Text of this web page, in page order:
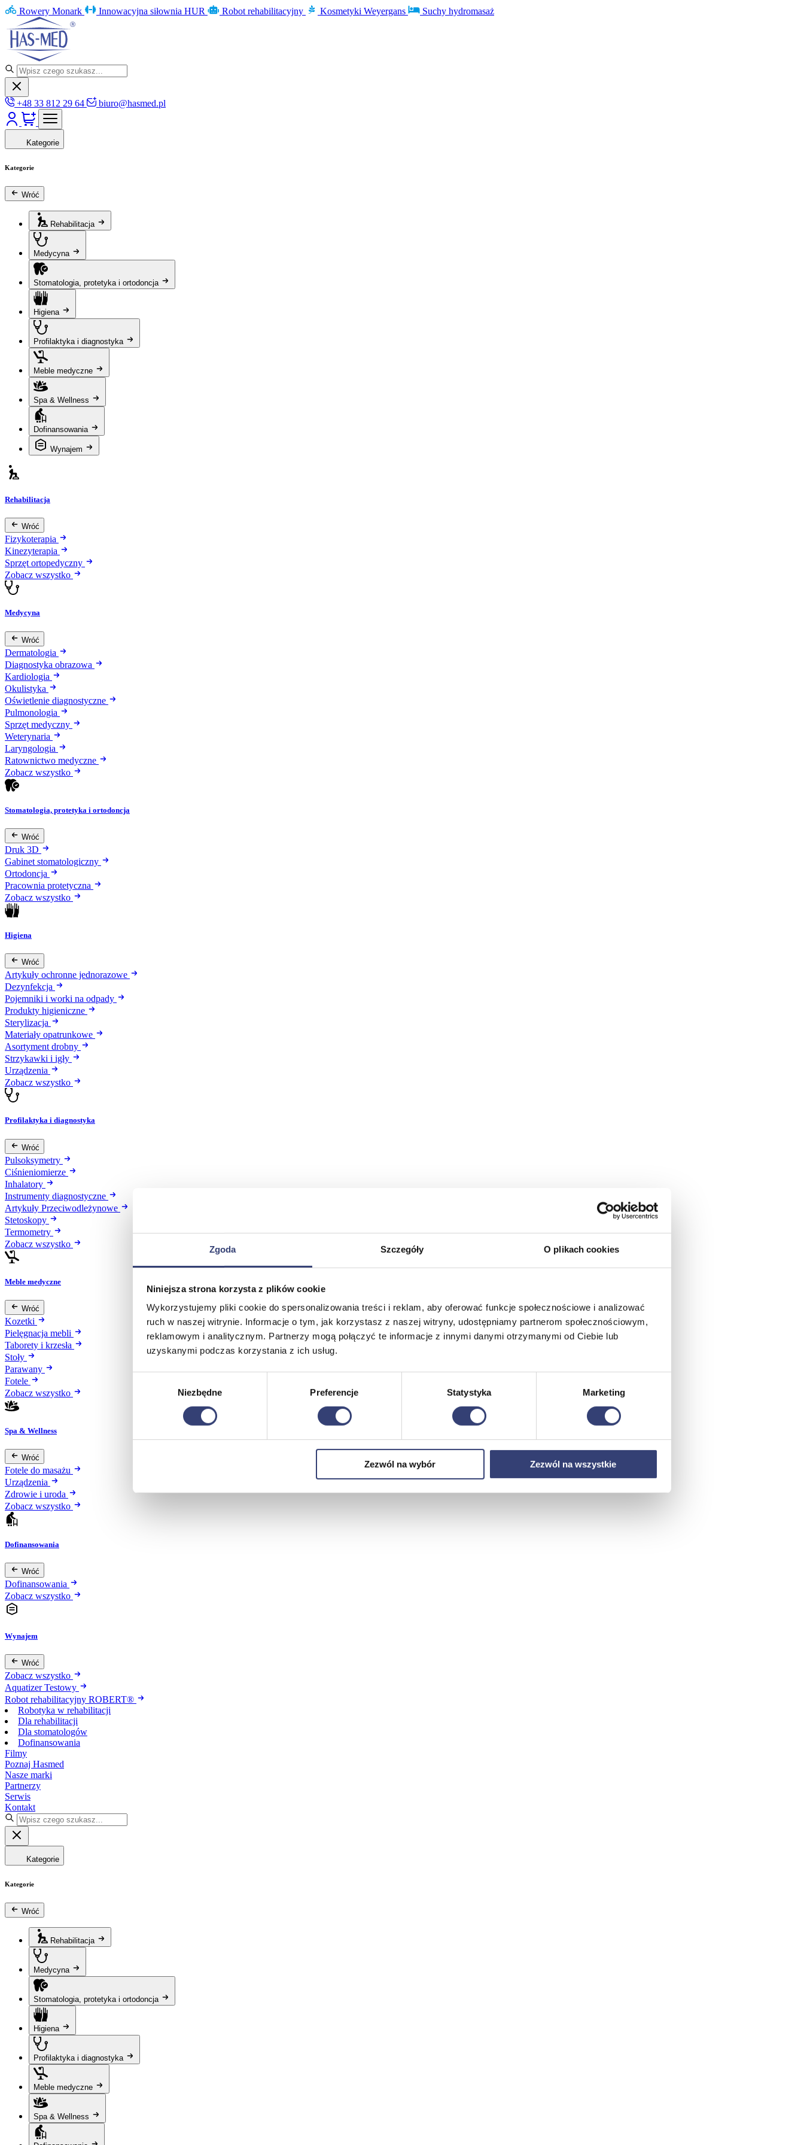
Zgoda Szczegóły O plikach cookies
Niniejsza strona korzysta z plików cookie
Wykorzystujemy pliki cookie do spersonalizowania treści i reklam, aby oferować funkcje społecznościowe i analizować
ruch w naszej witrynie. Informacje o tym, jak korzystasz z naszej witryny, udostępniamy partnerom społecznościowym,
reklamowym i analitycznym. Partnerzy mogą połączyć te informacje z innymi danymi otrzymanymi od Ciebie lub
uzyskanymi podczas korzystania z ich usług.
Niezbędne Preferencje Statystyka Marketing
Zezwól na wybór Zezwól na wszystkie
Rowery Monark Innowacyjna siłownia HUR Robot rehabilitacyjny Kosmetyki Weyergans Suchy hydromasaż
+48 33 812 29 64 biuro@hasmed.pl
Kategorie
Kategorie
Wróć
Rehabilitacja
Medycyna
Stomatologia, protetyka i ortodoncja
Higiena
Profilaktyka i diagnostyka
Meble medyczne
Spa & Wellness
Dofinansowania
Wynajem
Rehabilitacja
Wróć
Fizykoterapia
Kinezyterapia
Sprzęt ortopedyczny
Zobacz wszystko
Medycyna
Wróć
Dermatologia
Diagnostyka obrazowa
Kardiologia
Okulistyka
Oświetlenie diagnostyczne
Pulmonologia
Sprzęt medyczny
Weterynaria
Laryngologia
Ratownictwo medyczne
Zobacz wszystko
Stomatologia, protetyka i ortodoncja
Wróć
Druk 3D
Gabinet stomatologiczny
Ortodoncja
Pracownia protetyczna
Zobacz wszystko
Higiena
Wróć
Artykuły ochronne jednorazowe
Dezynfekcja
Pojemniki i worki na odpady
Produkty higieniczne
Sterylizacja
Materiały opatrunkowe
Asortyment drobny
Strzykawki i igły
Urządzenia
Zobacz wszystko
Profilaktyka i diagnostyka
Wróć
Pulsoksymetry
Ciśnieniomierze
Inhalatory
Instrumenty diagnostyczne
Artykuły Przeciwodleżynowe
Stetoskopy
Termometry
Zobacz wszystko
Meble medyczne
Wróć
Kozetki
Pielęgnacja mebli
Taborety i krzesła
Stoły
Parawany
Fotele
Zobacz wszystko
Spa & Wellness
Wróć
Fotele do masażu
Urządzenia
Zdrowie i uroda
Zobacz wszystko
Dofinansowania
Wróć
Dofinansowania
Zobacz wszystko
Wynajem
Wróć
Zobacz wszystko
Aquatizer Testowy
Robot rehabilitacyjny ROBERT®
Robotyka w rehabilitacji
Dla rehabilitacji
Dla stomatologów
Dofinansowania
Filmy
Poznaj Hasmed
Nasze marki
Partnerzy
Serwis
Kontakt
Kategorie
Kategorie
Wróć
Rehabilitacja
Medycyna
Stomatologia, protetyka i ortodoncja
Higiena
Profilaktyka i diagnostyka
Meble medyczne
Spa & Wellness